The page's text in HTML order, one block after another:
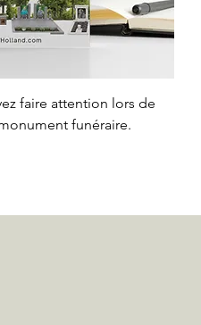
faire attention lors de
funéraire.